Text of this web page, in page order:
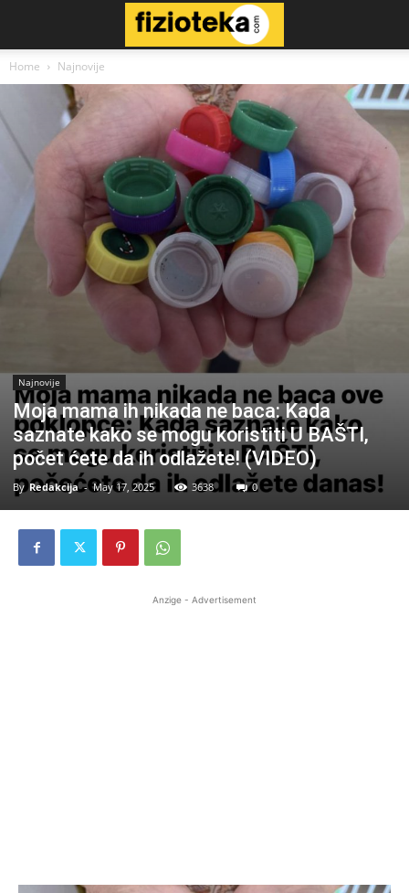
Home Najnovije
Najnovije
Moja mama ih nikada ne baca: Kada
saznate kako se mogu koristiti U BAŠTI,
počet ćete da ih odlažete! (VIDEO)
By Redakcija - May 17, 2025 3638 0
Anzige - Advertisement